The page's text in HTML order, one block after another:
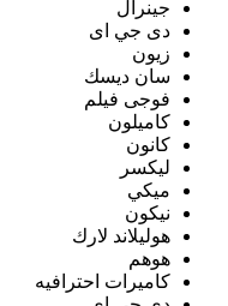
جينرال
دى جي اى
زيون
سان ديسك
فوجى فيلم
كاميلون
كانون
ليكسر
ميكي
نيكون
هوليلاند لارك
هوهم
كاميرات احترافيه